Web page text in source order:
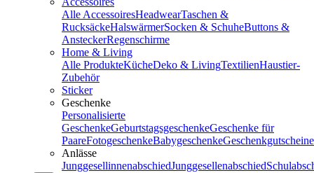
Alle AccessoiresHeadwearTaschen &
RucksäckeHalswärmerSocken & SchuheButtons &
AnsteckerRegenschirme
Home & Living
Alle ProdukteKücheDeko & LivingTextilienHaustier-
Zubehör
Sticker
Geschenke
Personalisierte
GeschenkeGeburtstagsgeschenkeGeschenke für
PaareFotogeschenkeBabygeschenkeGeschenkgutscheine
Anlässe
JunggesellinnenabschiedJunggesellenabschied